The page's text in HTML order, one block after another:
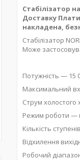
Стабілізатор
Доставку
накладена,
Стабілізатор
Може
Потужність — 15
Максимальний
Струм холостого
Режим роботи —
Кількість
Відхилення
Робочий